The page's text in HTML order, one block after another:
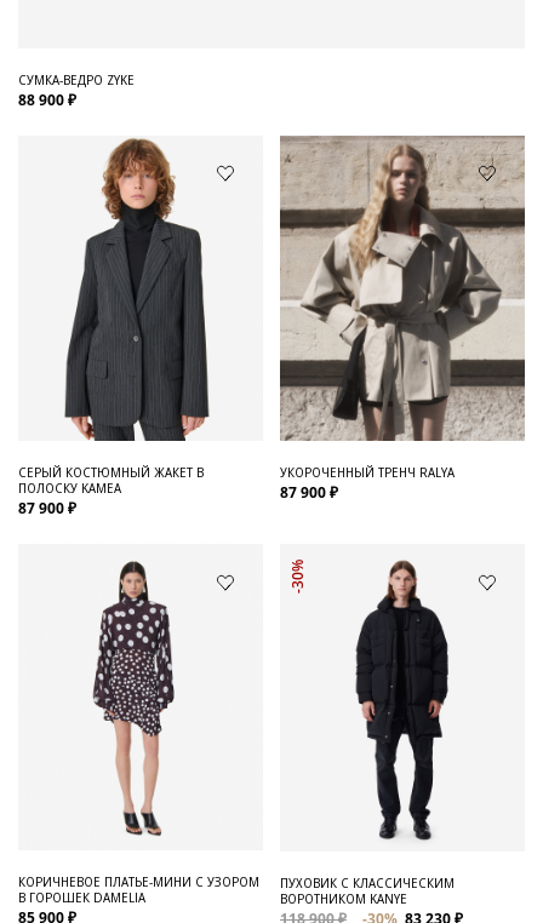
СУМКА-ВЕДРО ZYKE
88 900 ₽
СЕРЫЙ КОСТЮМНЫЙ ЖАКЕТ В
ПОЛОСКУ KAMEA
87 900 ₽
УКОРОЧЕННЫЙ ТРЕНЧ RALYA
87 900 ₽
КОРИЧНЕВОЕ ПЛАТЬЕ-МИНИ С УЗОРОМ
В ГОРОШЕК DAMELIA
85 900 ₽
-30%
ПУХОВИК С КЛАССИЧЕСКИМ
ВОРОТНИКОМ KANYE
118 900 ₽ -30% 83 230 ₽